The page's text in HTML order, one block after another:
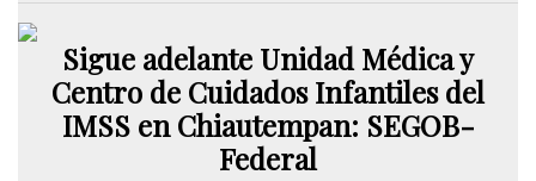
Sigue adelante Unidad Médica y
Centro de Cuidados Infantiles del
IMSS en Chiautempan: SEGOB-
Federal